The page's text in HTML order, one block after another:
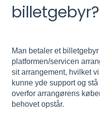
billetgebyr?
Man betaler et
platformen/servicen
sit arrangement, hvilket
kunne yde support og
overfor arrangørens
behovet opstår.